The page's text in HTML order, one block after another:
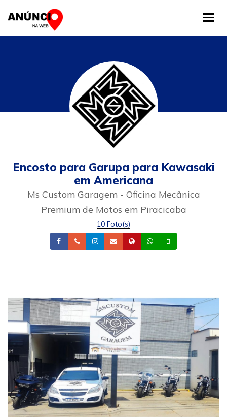
Encosto para Garupa para Kawasaki
em Americana
Ms Custom Garagem - Oficina Mecânica
Premium de Motos em Piracicaba
10 Foto(s)
FacebookTelefoneInstagram
Email Site Whatsapp